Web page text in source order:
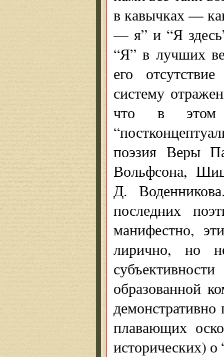
в кавычках —
— я” и “Я
“Я” в лучших
его
систему
что в этом
поэзия Веры
Вольфсона,
Д.
последних
манифестно,
лирично, но
образованной
плавающих
исторических) о